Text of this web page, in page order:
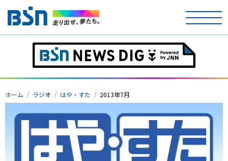
ホーム
テレビ
ラジオ
アナウンサー
イベント
ホーム ラジオ はや・すた 2013年7月